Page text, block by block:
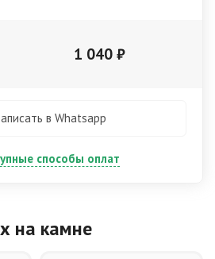
1 040 ₽
в Whatsapp
способы оплат
на камне